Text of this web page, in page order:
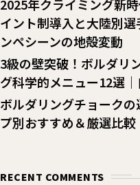
2025年クライミング新
イント制導入と大陸別選
ンペシーンの地殻変動
3級の壁突破！ボルダリ
グ科学的メニュー12選
ボルダリングチョーク
プ別おすすめ＆厳選比較
RECENT COMMENTS